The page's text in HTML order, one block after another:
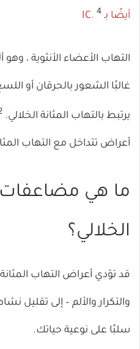
أيضًا بـ IC. 4
التهاب الأعضاء الأنثوية ،
غالبًا الشعور بالحرقان أو
يرتبط بالتهاب المثانة الخلالي.
أعراض تتداخل مع التهاب
ما هي مضاعفات
الخلالي؟
قد تؤدي أعراض التهاب المثانة
والتكرار والألم – إلى تقليل
سلبًا على نوعية حياتك.